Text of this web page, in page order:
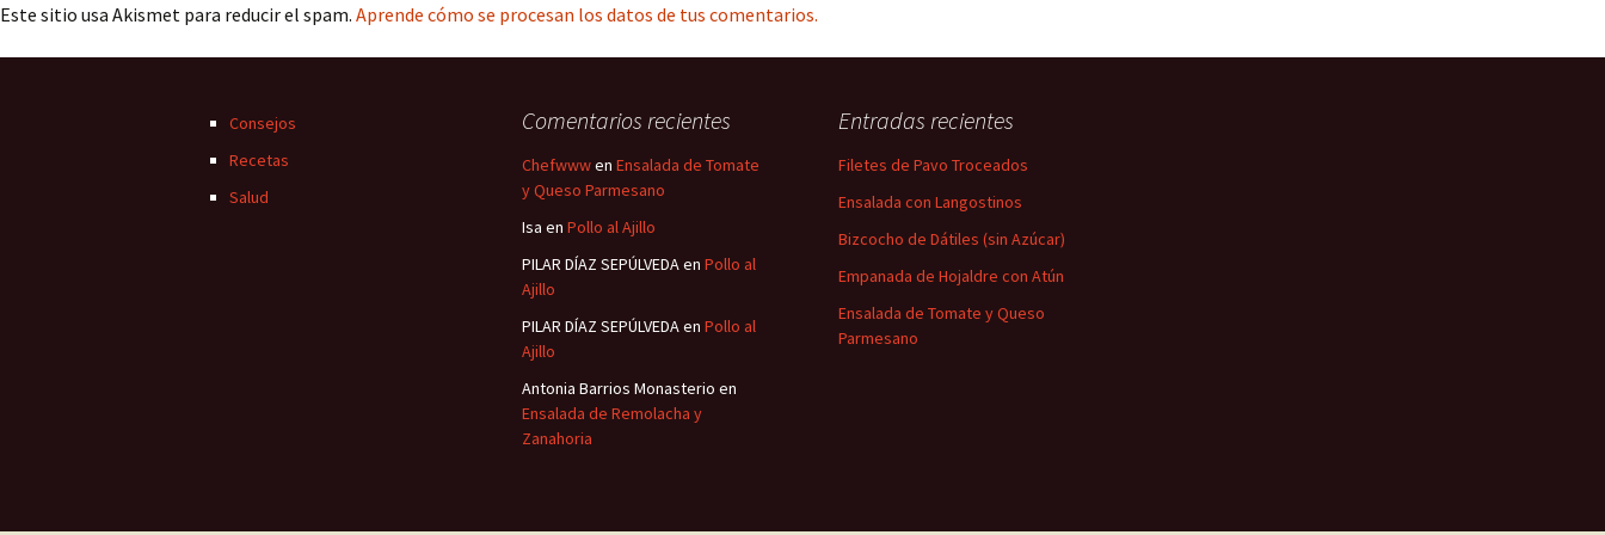
Este sitio usa Akismet para reducir el spam. Aprende cómo se procesan los datos de tus comentarios.
Consejos
Recetas
Salud
Comentarios recientes
Chefwwwen Ensalada de Tomate
y Queso Parmesano
Isa en Pollo al Ajillo
PILAR DÍAZ SEPÚLVEDAen Pollo al
Ajillo
PILAR DÍAZ SEPÚLVEDAen Pollo al
Ajillo
Antonia Barrios Monasterio en
Ensalada de Remolacha y
Zanahoria
Entradas recientes
Filetes de Pavo Troceados
Ensalada con Langostinos
Bizcocho de Dátiles (sin Azúcar)
Empanada de Hojaldre con Atún
Ensalada de Tomate y Queso
Parmesano